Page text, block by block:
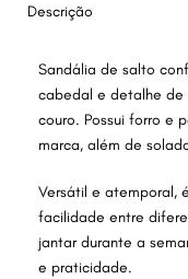
Descrição
Sandália de salto
cabedal e detalhe de
couro. Possui forro e
marca, além de
Versátil e atemporal,
facilidade entre
jantar durante a
e praticidade.